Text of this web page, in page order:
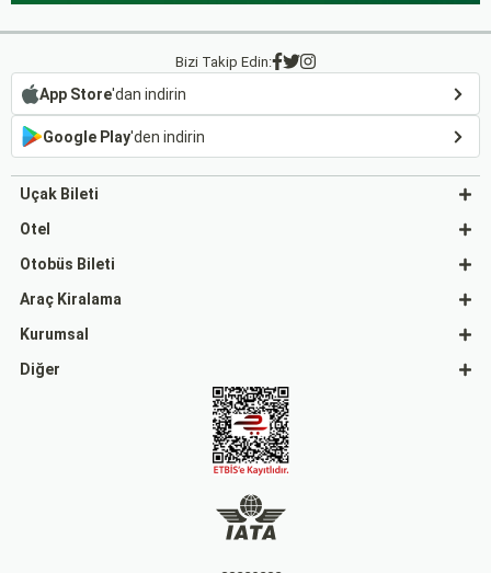
Bizi Takip Edin:
App Store'dan indirin
Google Play'den indirin
Uçak Bileti
Otel
Otobüs Bileti
Araç Kiralama
Kurumsal
Diğer